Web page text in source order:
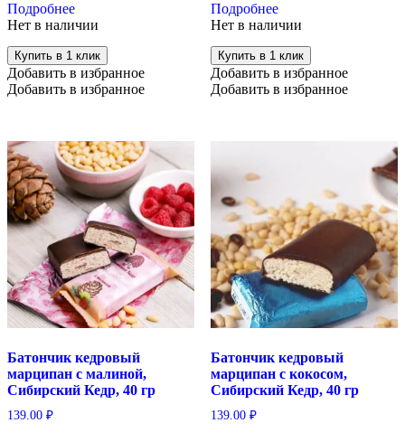
Подробнее
Нет в наличии
Купить в 1 клик
Добавить в избранное
Добавить в избранное
Подробнее
Нет в наличии
Купить в 1 клик
Добавить в избранное
Добавить в избранное
Батончик кедровый
марципан с малиной,
Сибирский Кедр, 40 гр
139.00 ₽
Батончик кедровый
марципан с кокосом,
Сибирский Кедр, 40 гр
139.00 ₽